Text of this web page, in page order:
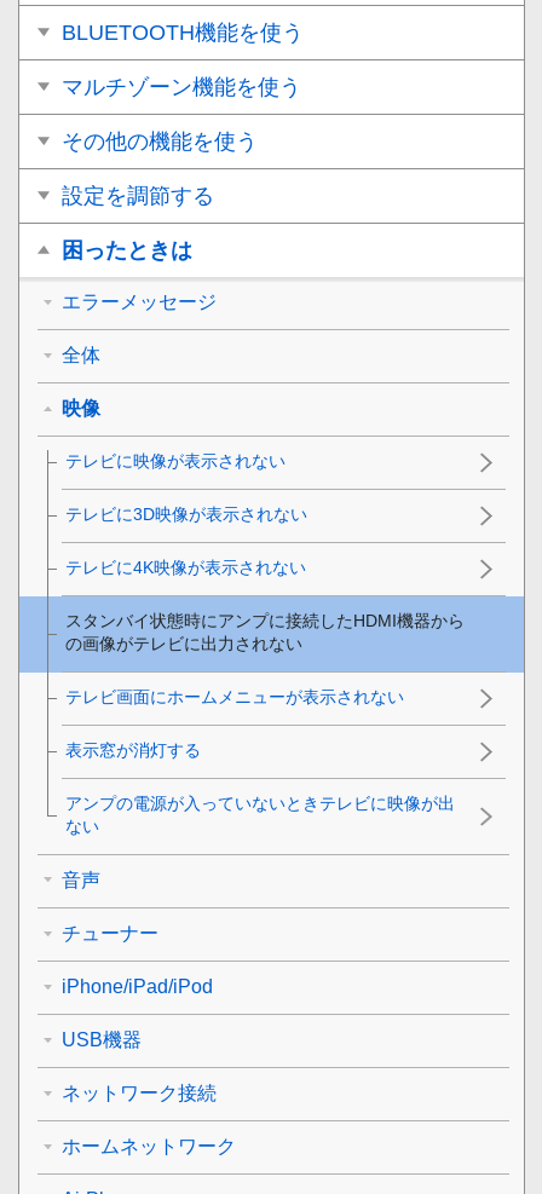
BLUETOOTH機能を使う
マルチゾーン機能を使う
その他の機能を使う
設定を調節する
困ったときは
エラーメッセージ
全体
映像
テレビに映像が表示されない
テレビに3D映像が表示されない
テレビに4K映像が表示されない
スタンバイ状態時にアンプに接続したHDMI機器から
の画像がテレビに出力されない
テレビ画面にホームメニューが表示されない
表示窓が消灯する
アンプの電源が入っていないときテレビに映像が出
ない
音声
チューナー
iPhone/iPad/iPod
USB機器
ネットワーク接続
ホームネットワーク